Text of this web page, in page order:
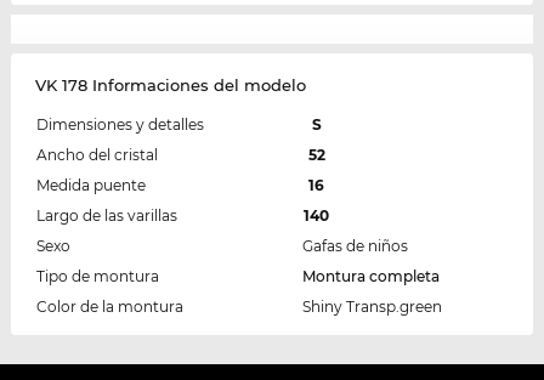
VK 178 Informaciones del modelo
Dimensiones y detalles
S
Ancho del cristal
52
Medida puente
16
Largo de las varillas
140
Sexo
Gafas de niños
Tipo de montura
Montura completa
Color de la montura
Shiny Transp.green